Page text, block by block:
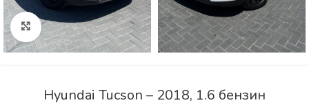
Click to enlarge
Hyundai Tucson – 2018, 1.6 бензин